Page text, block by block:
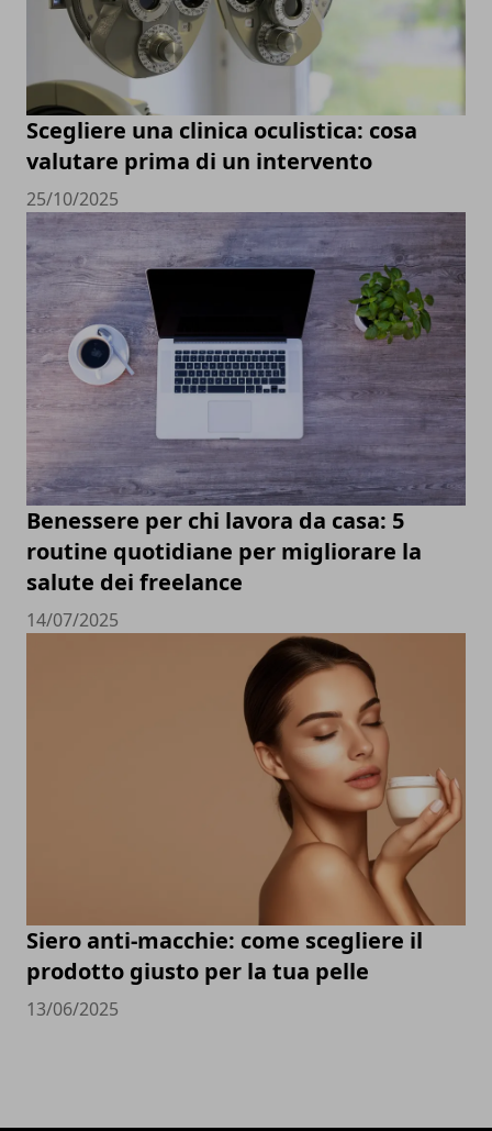
Scegliere una clinica oculistica: cosa
valutare prima di un intervento
25/10/2025
Benessere per chi lavora da casa: 5
routine quotidiane per migliorare la
salute dei freelance
14/07/2025
Siero anti-macchie: come scegliere il
prodotto giusto per la tua pelle
13/06/2025